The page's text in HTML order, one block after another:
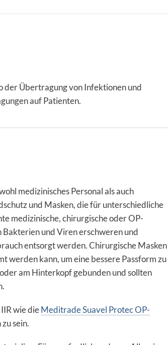
der Übertragung von Infektionen und
auf Patienten.
medizinisches Personal als auch
und Masken, die für unterschiedliche
medizinische, chirurgische oder OP-
Bakterien und Viren erschweren und
entsorgt werden. Chirurgische Masken
werden kann, um eine bessere Passform zu
am Hinterkopf gebunden und sollten
wie dieMeditrade Suavel Protec OP-
sein.